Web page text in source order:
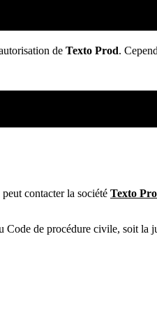
de Texto Prod.
contacter la société Texto
Code de procédure civile, soit